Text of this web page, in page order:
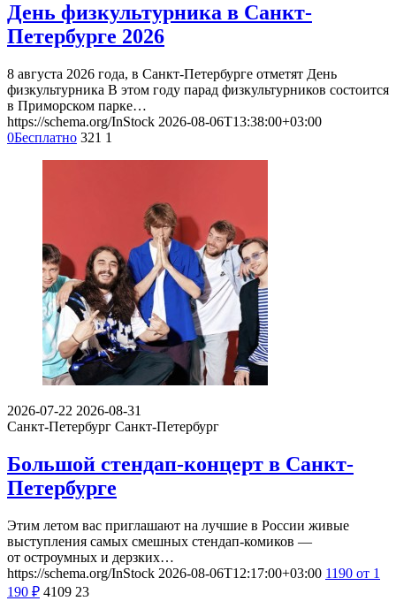
День физкультурника в Санкт-
Петербурге 2026
8 августа 2026 года, в Санкт-Петербурге отметят День
физкультурника В этом году парад физкультурников состоится
в Приморском парке…
https://schema.org/InStock 2026-08-06T13:38:00+03:00
0Бесплатно 321 1
2026-07-22 2026-08-31
Санкт-Петербург Санкт-Петербург
Большой стендап-концерт в Санкт-
Петербурге
Этим летом вас приглашают на лучшие в России живые
выступления самых смешных стендап-комиков —
от остроумных и дерзких…
https://schema.org/InStock 2026-08-06T12:17:00+03:00 1190 от 1
190 ₽ 4109 23